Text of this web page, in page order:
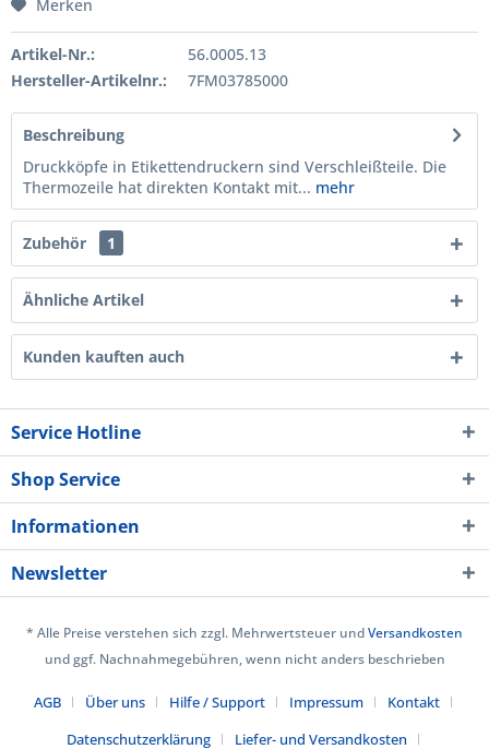
Merken
Artikel-Nr.:
56.0005.13
Hersteller-Artikelnr.:
7FM03785000
Beschreibung
Druckköpfe in Etikettendruckern sind Verschleißteile. Die
Thermo­zeile hat direkten Kontakt mit... mehr
Zubehör 1
Ähnliche Artikel
Kunden kauften auch
Service Hotline
Shop Service
Informationen
Newsletter
* Alle Preise verstehen sich zzgl. Mehrwertsteuer undVersandkosten
und ggf. Nachnahmegebühren, wenn nicht anders beschrieben
AGB Über uns Hilfe / Support Impressum
Kontakt
Datenschutzerklärung
Liefer- und Versandkosten